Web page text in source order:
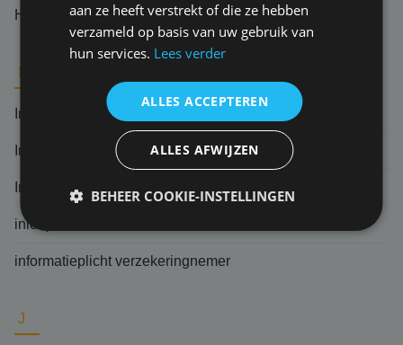
Hoger beroep
Indemniteitsbeginsel
Ingebrekestelling
Indirecte schade
inlooprisico
informatieplicht verzekeringnemer
J
aan ze heeft verstrekt of die ze hebben
verzameld op basis van uw gebruik van
hun services. Lees verder
ALLES ACCEPTEREN
ALLES AFWIJZEN
BEHEER COOKIE-INSTELLINGEN